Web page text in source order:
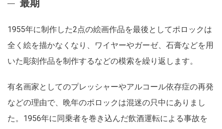
最期
1955年に制作した2点の絵画作品を最後としてポロックは
全く絵を描かなくなり、ワイヤーやガーゼ、石膏などを用
いた彫刻作品を制作するなどの模索を繰り返します。
有名画家としてのプレッシャーやアルコール依存症の再発
などの理由で、晩年のポロックは混迷の只中にありまし
た。1956年に同乗者を巻き込んだ飲酒運転による事故を